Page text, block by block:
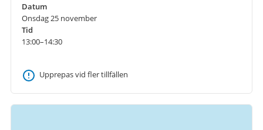
Datum
Onsdag 25 november
Tid
13:00–14:30
Upprepas vid fler tillfällen